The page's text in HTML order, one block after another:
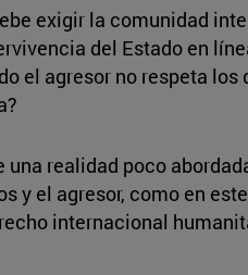
exigir la comunidad
del Estado en
el agresor no respeta
una realidad poco
y el agresor, como en
internacional